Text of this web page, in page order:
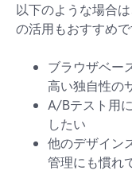
以下のような場合
の活用もおすすめで
ブラウザベー
高い独自性の
A/Bテスト用
したい
他のデザイン
管理にも慣れ